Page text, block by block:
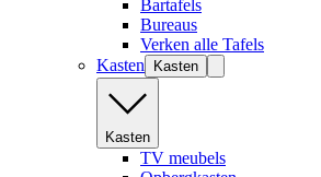
Bartafels
Bureaus
Verken alle Tafels
Kasten
Kasten
Kasten
TV meubels